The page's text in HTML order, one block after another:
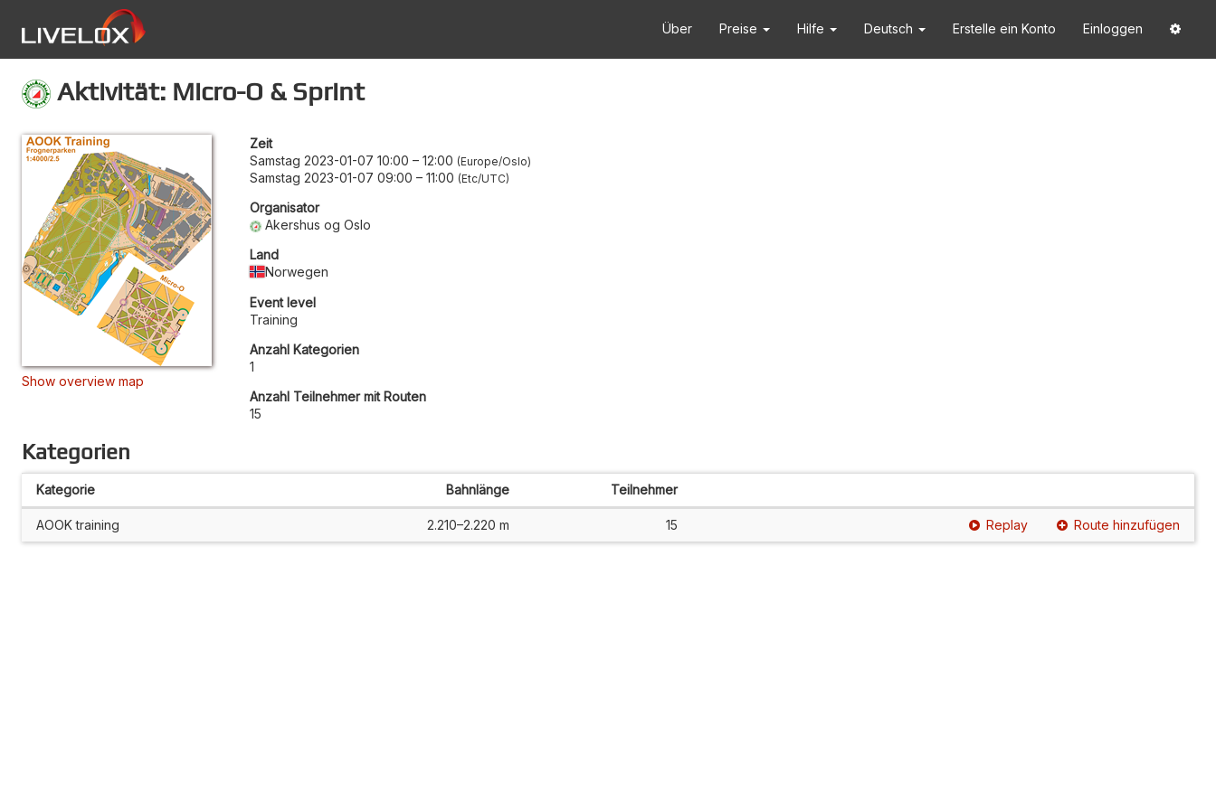
Über Preise Hilfe Deutsch Erstelle ein Konto Einloggen
Aktivität: Micro-O & Sprint
Show overview map
Zeit
Samstag 2023-01-07 10:00 – 12:00 Europe/Oslo
Samstag 2023-01-07 09:00 – 11:00 Etc/UTC
Organisator
Akershus og Oslo
Land
Norwegen
Event level
Training
Anzahl Kategorien
1
Anzahl Teilnehmer mit Routen
15
Kategorien
Kategorie Bahnlänge Teilnehmer
AOOK training 2.210–2.220 m 15 Replay Route hinzufügen